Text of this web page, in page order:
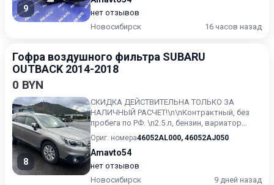
9
нет отзывов
Новосибирск
16 часов назад
Гофра воздушного фильтра SUBARU
OUTBACK 2014-2018
0 BYN
8
СКИДКА ДЕЙСТВИТЕЛЬНА ТОЛЬКО ЗА
НАЛИЧНЫЙ РАСЧЕТ!\n\nКонтрактный, без
пробега по РФ. \n2.5 л, бензин, вариатор
(CVT), полный привод (4WD) \nSu...
Ориг. номера46052AL000, 46052AJ050
Amavto54
нет отзывов
Новосибирск
9 дней назад